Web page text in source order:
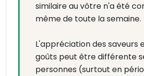
similaire au vôtre n'a été
même de toute la semaine.
L'appréciation des saveurs
goûts peut être différente
personnes (surtout en